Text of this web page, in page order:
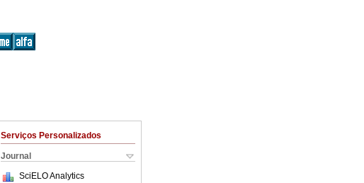
Serviços Personalizados
Journal
SciELO Analytics